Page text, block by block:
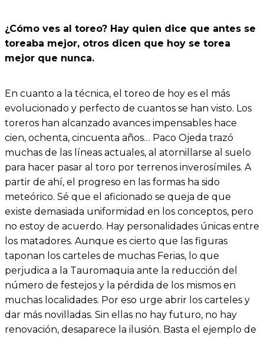
¿Cómo ves al toreo? Hay quien dice que antes se
toreaba mejor, otros dicen que hoy se torea
mejor que nunca.
En cuanto a la técnica, el toreo de hoy es el más
evolucionado y perfecto de cuantos se han visto. Los
toreros han alcanzado avances impensables hace
cien, ochenta, cincuenta años… Paco Ojeda trazó
muchas de las líneas actuales, al atornillarse al suelo
para hacer pasar al toro por terrenos inverosímiles. A
partir de ahí, el progreso en las formas ha sido
meteórico. Sé que el aficionado se queja de que
existe demasiada uniformidad en los conceptos, pero
no estoy de acuerdo. Hay personalidades únicas entre
los matadores. Aunque es cierto que las figuras
taponan los carteles de muchas Ferias, lo que
perjudica a la Tauromaquia ante la reducción del
número de festejos y la pérdida de los mismos en
muchas localidades. Por eso urge abrir los carteles y
dar más novilladas. Sin ellas no hay futuro, no hay
renovación, desaparece la ilusión. Basta el ejemplo de